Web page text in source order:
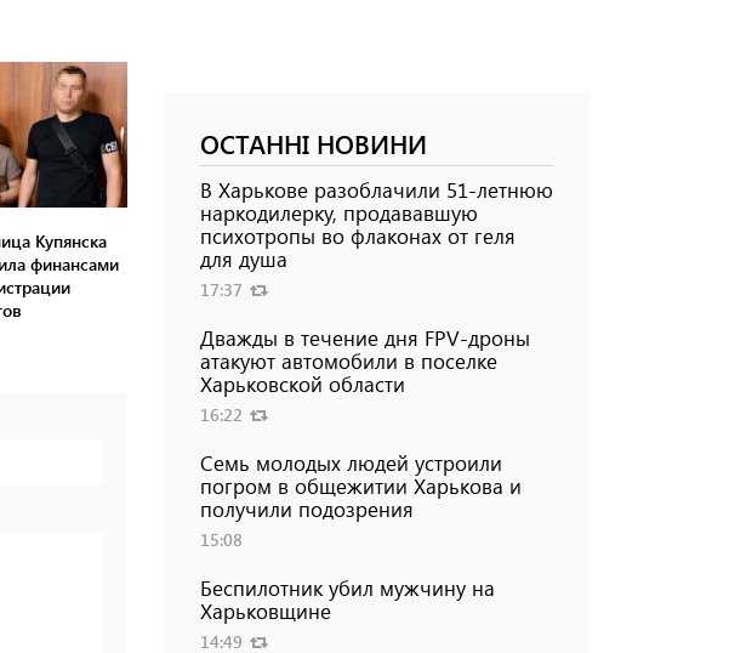
Купянска
финансами
ОСТАННІ НОВИНИ
В Харькове разоблачили 51-летнюю
наркодилерку, продававшую
психотропы во флаконах от геля
для душа
17:37
Дважды в течение дня FPV-дроны
атакуют автомобили в поселке
Харьковской области
16:22
Семь молодых людей устроили
погром в общежитии Харькова и
получили подозрения
15:08
Беспилотник убил мужчину на
Харьковщине
14:49